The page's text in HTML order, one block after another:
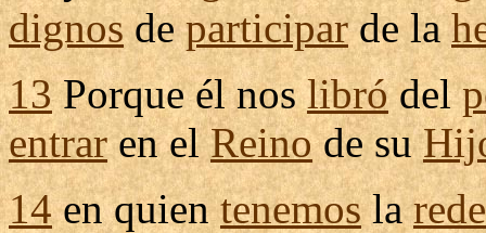
dignosdeparticiparde la
13Porque él noslibródel
entraren elReinode su
14en quientenemosla